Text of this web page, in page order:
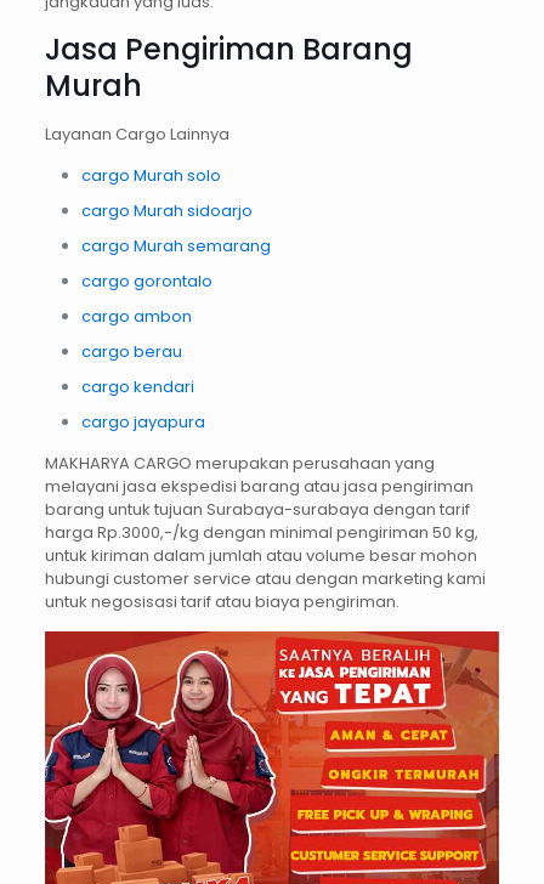
Jasa Pengiriman Barang
Murah
Layanan Cargo Lainnya
cargo Murah solo
cargo Murah sidoarjo
cargo Murah semarang
cargo gorontalo
cargo ambon
cargo berau
cargo kendari
cargo jayapura
MAKHARYA CARGO merupakan perusahaan yang
melayani jasa ekspedisi barang atau jasa pengiriman
barang untuk tujuan Surabaya-surabaya dengan tarif
harga Rp.3000,-/kg dengan minimal pengiriman 50 kg,
untuk kiriman dalam jumlah atau volume besar mohon
hubungi customer service atau dengan marketing kami
untuk negosisasi tarif atau biaya pengiriman.